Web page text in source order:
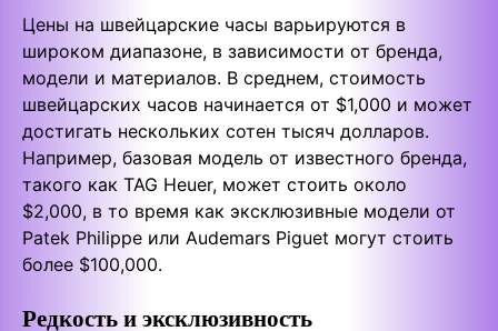
Цены на швейцарские часы варьируются в
широком диапазоне, в зависимости от бренда,
модели и материалов. В среднем, стоимость
швейцарских часов начинается от $1,000 и может
достигать нескольких сотен тысяч долларов.
Например, базовая модель от известного бренда,
такого как TAG Heuer, может стоить около
$2,000, в то время как эксклюзивные модели от
Patek Philippe или Audemars Piguet могут стоить
более $100,000.
Редкость и эксклюзивность